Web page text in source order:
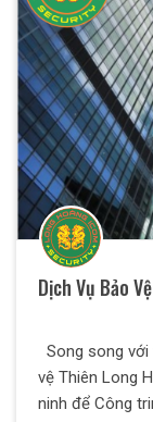
Dịch Vụ Bảo
Song song
vệ Thiên Long
ninh để Công